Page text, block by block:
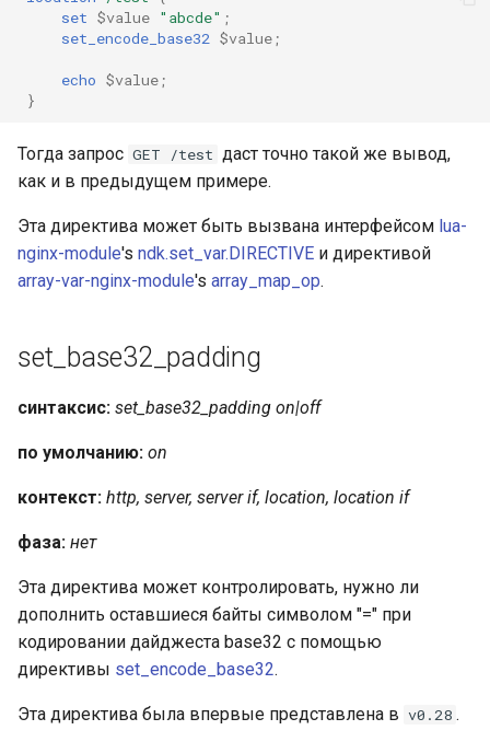
set $value "abcde" ;
set_encode_base32 $value ;
echo $value ;
}
Тогда запрос GET /test даст точно такой же вывод,
как и в предыдущем примере.
Эта директива может быть вызвана интерфейсом lua-
nginx-module's ndk.set_var.DIRECTIVE и директивой
array-var-nginx-module's array_map_op.
set_base32_padding
синтаксис: set_base32_padding on|off
по умолчанию: on
контекст: http, server, server if, location, location if
фаза: нет
Эта директива может контролировать, нужно ли
дополнить оставшиеся байты символом "=" при
кодировании дайджеста base32 с помощью
директивы set_encode_base32.
Эта директива была впервые представлена в v0.28 .